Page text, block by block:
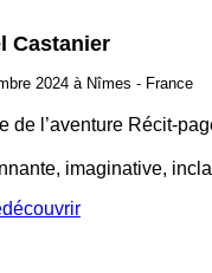
Castanier
2024 à Nîmes - France
de l’aventure Récit-
imaginative,